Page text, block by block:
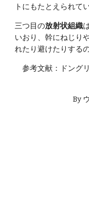
トにもたとえられて
三つ目の放射状組織
いおり、幹にねじり
れたり避けたりする
参考文献：ドング
By